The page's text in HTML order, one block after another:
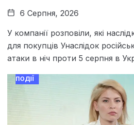
6 Серпня, 2026
У компанії розповіли, які
для покупців Унаслідок
атаки в ніч проти 5 серпня в
ПОДІЇ